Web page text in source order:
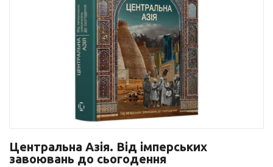
Центральна Азія. Від імперських
завоювань до сьогодення